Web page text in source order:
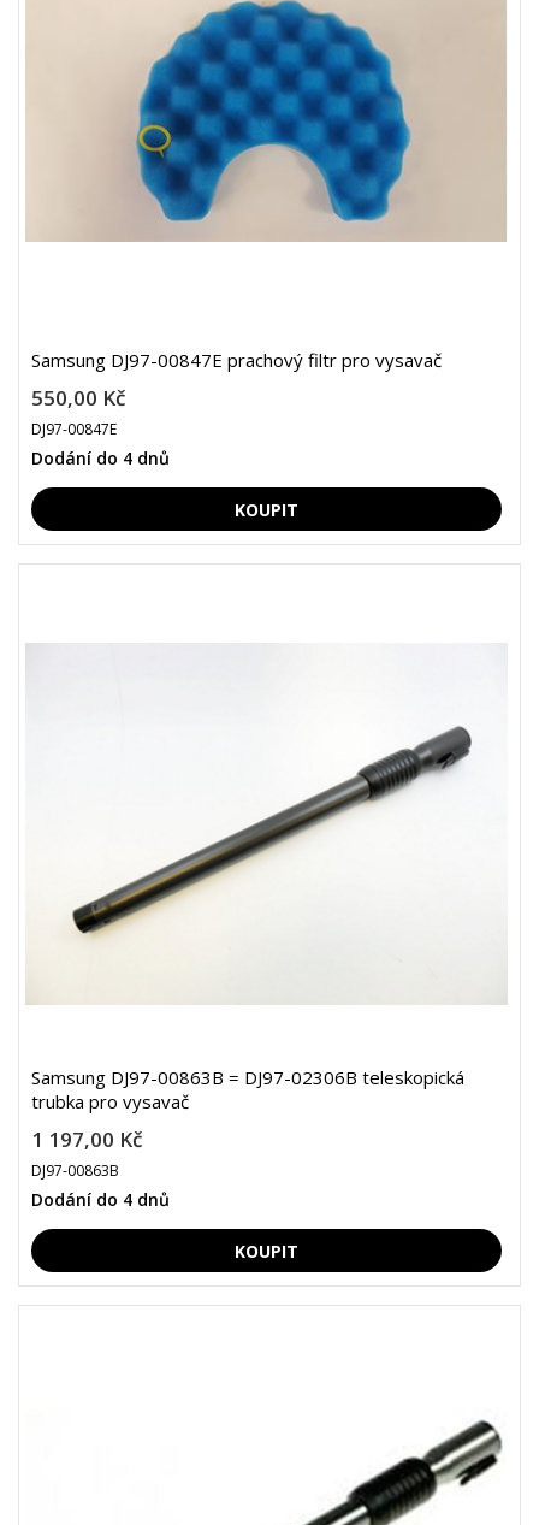
Samsung DJ97-00847E prachový filtr pro vysavač
550,00 Kč
DJ97-00847E
Dodání do 4 dnů
Samsung DJ97-00863B = DJ97-02306B teleskopická
trubka pro vysavač
1 197,00 Kč
DJ97-00863B
Dodání do 4 dnů